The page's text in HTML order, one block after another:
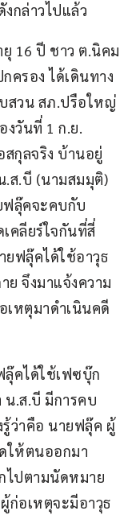
กล่าวไปแล้ว
16 ปี ชาว ต.นิคม
ครอง ได้เดินทาง
สวน สภ.ปรือใหญ่
งวันที่ 1 ก.ย.
กุลจริง บ้านอยู่
.ส.บี (นามสมมุติ)
ฟลุ๊คจะคบกับ
คลียร์ใจกันที่สี่
ยฟลุ๊คได้ใช้อาวุธ
จึงมาแจ้งความ
เหตุมาดำเนินคดี
ลุ๊คได้ใช้เฟซบุ๊ก
น.ส.บี มีการคบ
ว่าคือ นายฟลุ๊ค ผู้
ให้ตนออกมา
ไปตามนัดหมาย
ก่อเหตุจะมีอาวุธ